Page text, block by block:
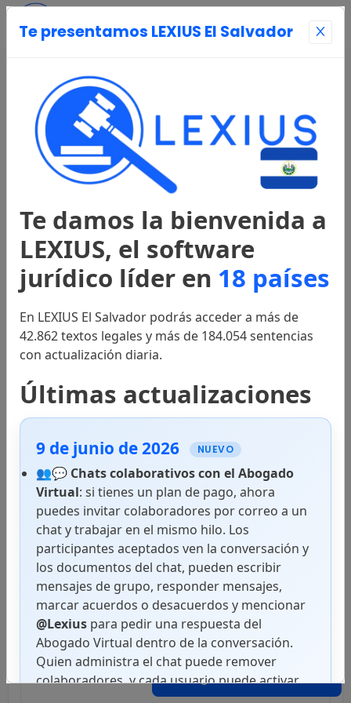
Abogado Virtual
Te presentamos LEXIUS El Salvador
Te damos la bienvenida a
LEXIUS, el software
jurídico líder en 18 países
En LEXIUS El Salvador podrás acceder a más de
42.862 textos legales y más de 184.054 sentencias
con actualización diaria.
Últimas actualizaciones
9 de junio de 2026 NUEVO
👥💬 Chats colaborativos con el Abogado
Virtual: si tienes un plan de pago, ahora
puedes invitar colaboradores por correo a un
chat y trabajar en el mismo hilo. Los
participantes aceptados ven la conversación y
los documentos del chat, pueden escribir
mensajes de grupo, responder mensajes,
marcar acuerdos o desacuerdos y mencionar
@Lexius para pedir una respuesta del
Abogado Virtual dentro de la conversación.
Quien administra el chat puede remover
colaboradores, y cada usuario puede activar
notificaciones push en superficies
Página Principal
Entrar
Registrarse
Legislación
Constitución
Códigos
Leyes
Decretos Ejecutivos
Decretos Legislativos